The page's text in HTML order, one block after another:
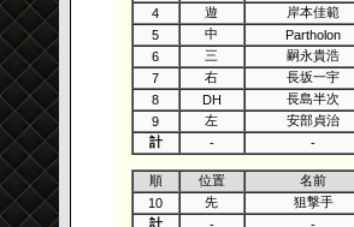
4
遊 岸本佳範
5
中 Partholon
6
三 嗣永貴浩
7
右 長坂一宇
8
DH 長島半次
9
左 安部貞治
計
- -
順 位置 名前
10
先 狙撃手
計
- -